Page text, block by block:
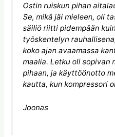
Ostin ruiskun pihan
Se, mikä jäi mieleen, oli
säiliö riitti pidempään
työskentelyn
koko ajan avaamassa
maalia. Letku oli sopivan
pihaan, ja käyttöönotto
kautta, kun kompressori
Joonas